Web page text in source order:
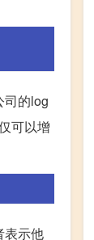
司的log
可以增
表示他